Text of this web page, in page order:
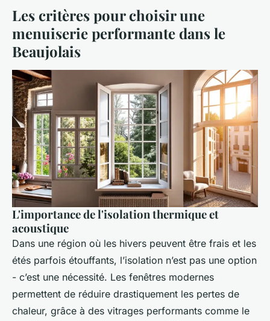
Les critères pour choisir une
menuiserie performante dans le
Beaujolais
L'importance de l'isolation thermique et
acoustique
Dans une région où les hivers peuvent être frais et les
étés parfois étouffants, l’isolation n’est pas une option
- c’est une nécessité. Les fenêtres modernes
permettent de réduire drastiquement les pertes de
chaleur, grâce à des vitrages performants comme le